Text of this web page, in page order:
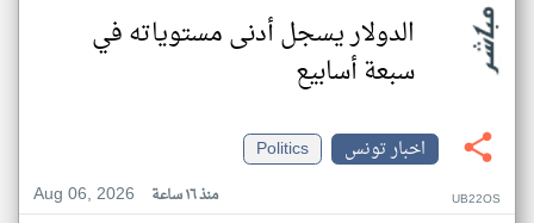
الدولار يسجل أدنى مستوياته في
سبعة أسابيع
اخبار تونس
Politics
Aug 06, 2026
منذ ١٦ ساعة UB22OS